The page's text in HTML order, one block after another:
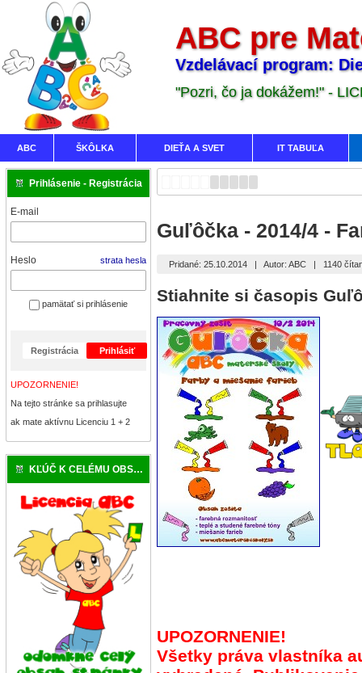
ABC pre
Vzdelávací program:
"Pozri, čo ja dokážem!" -
ABC ŠKÔLKA DIEŤA A SVET IT TABUĽA
Prihlásenie - Registrácia
E-mail
Heslo strata hesla
pamätať si prihlásenie
Registrácia Prihlásiť
UPOZORNENIE!
Na tejto stránke sa prihlasujte
ak mate aktívnu Licenciu 1 + 2
KĽÚČ K CELÉMU OBSAHU
Guľôčka - 2014/4 -
Pridané: 25.10.2014 |Autor: ABC | 1140
Stiahnite si časopis
UPOZORNENIE!
Všetky práva vlastníka